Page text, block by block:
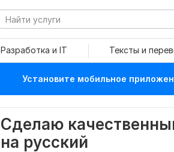
Разработка и IT Тексты и
Установите мобильное
Сделаю
на русский